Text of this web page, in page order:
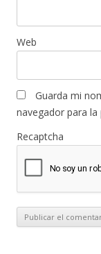
Web
Guarda mi
navegador para
Recaptcha